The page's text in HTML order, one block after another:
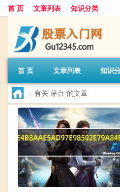
首 页 文章列表 知识分类
首 页 文章列表 知识
> 有关“茅台”的文章